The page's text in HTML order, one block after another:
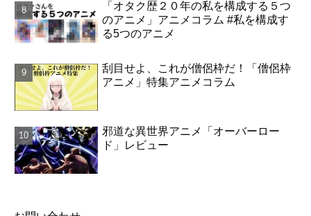
「オタク歴２０年の私を構成する５つ
のアニメ」アニメコラム #私を構成す
る5つのアニメ
刮目せよ、これが僧侶枠だ！「僧侶枠
アニメ」特集アニメコラム
邪道な異世界アニメ「オーバーロー
ド」レビュー